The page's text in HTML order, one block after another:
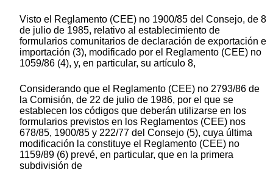
Visto el Reglamento (CEE) no 1900/85 del Consejo, de 8
de julio de 1985, relativo al establecimiento de
formularios comunitarios de declaración de exportación e
importación (3), modificado por el Reglamento (CEE) no
1059/86 (4), y, en particular, su artículo 8,
Considerando que el Reglamento (CEE) no 2793/86 de
la Comisión, de 22 de julio de 1986, por el que se
establecen los códigos que deberán utilizarse en los
formularios previstos en los Reglamentos (CEE) nos
678/85, 1900/85 y 222/77 del Consejo (5), cuya última
modificación la constituye el Reglamento (CEE) no
1159/89 (6) prevé, en particular, que en la primera
subdivisión de